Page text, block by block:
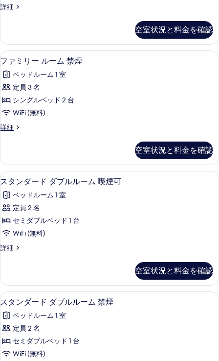
を
す
る
ブ
ー
ム
禁
煙
の
す
べ
て
真
を
表
示
す
る
詳細
エ
テ
ィ
ブ
ー
ム
煙
の
細
空室状況と料金を確認
フ
ァ
ミ
リ
ー
ー
禁
煙
の
す
べ
て
の
写
表
示
す
る
デスク、遮光カーテン、WiFi (無料)
10
ファミリー ルーム 禁煙
ベッドルーム 1 室
定員 3 名
シングルベッド 2 台
WiFi (無料)
詳細
フ
ー
ル
ー
禁
煙
詳
細
空室状況と料金を確認
ス
タ
ン
ダ
ー
ダ
ル
ル
ー
ム
喫
煙
可
デスク、遮光カーテン、WiFi (無料)
9
スタンダード ダブルルーム 喫煙可
ベッドルーム 1 室
定員 2 名
セミダブルベッド 1 台
WiFi (無料)
詳細
ス
ー
ド
ダ
ル
ル
ム
喫
空室状況と料金を確認
ス
タ
ン
ダ
ー
デスク、遮光カーテン、WiFi (無料)
9
スタンダード ダブルルーム 禁煙
ベッドルーム 1 室
定員 2 名
セミダブルベッド 1 台
WiFi (無料)